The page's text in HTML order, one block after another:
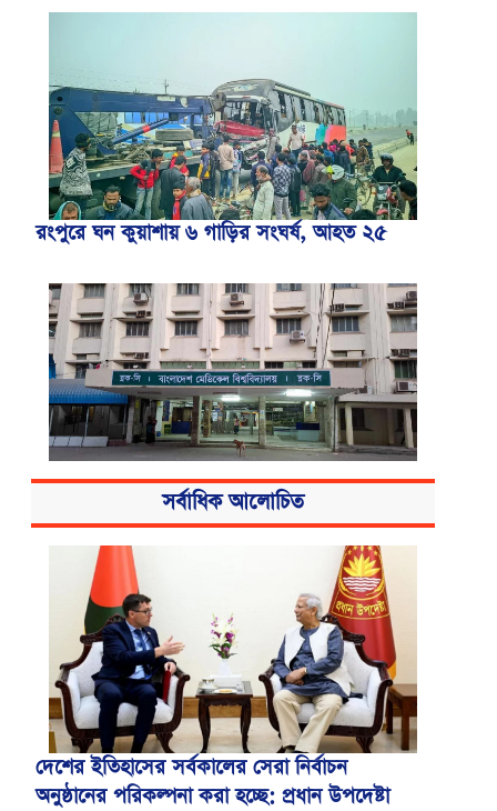
রংপুরে ঘন কুয়াশায় ৬ গাড়ির সংঘর্ষ, আহত ২৫
বিএসএমএমইউয়ের নতুন নাম বাংলাদেশ
মেডিকেল বিশ্ববিদ্যালয়
সর্বাধিক আলোচিত
দেশের ইতিহাসের সর্বকালের সেরা নির্বাচন
অনুষ্ঠানের পরিকল্পনা করা হচ্ছে: প্রধান উপদেষ্টা